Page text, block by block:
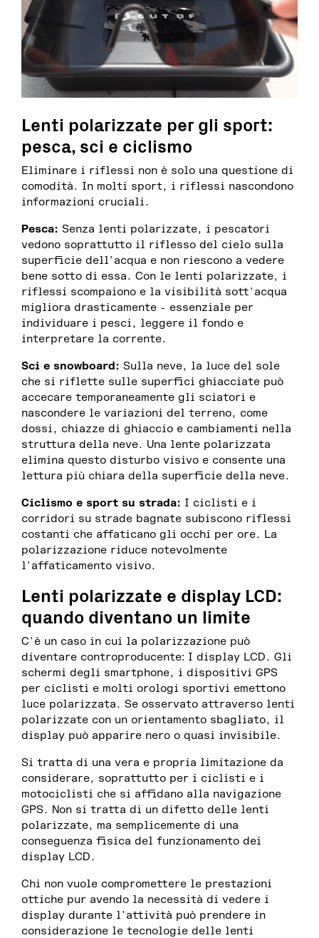
Lenti polarizzate per gli sport:
pesca, sci e ciclismo
Eliminare i riflessi non è solo una questione di
comodità. In molti sport, i riflessi nascondono
informazioni cruciali.
Pesca: Senza lenti polarizzate, i pescatori
vedono soprattutto il riflesso del cielo sulla
superficie dell'acqua e non riescono a vedere
bene sotto di essa. Con le lenti polarizzate, i
riflessi scompaiono e la visibilità sott'acqua
migliora drasticamente - essenziale per
individuare i pesci, leggere il fondo e
interpretare la corrente.
Sci e snowboard: Sulla neve, la luce del sole
che si riflette sulle superfici ghiacciate può
accecare temporaneamente gli sciatori e
nascondere le variazioni del terreno, come
dossi, chiazze di ghiaccio e cambiamenti nella
struttura della neve. Una lente polarizzata
elimina questo disturbo visivo e consente una
lettura più chiara della superficie della neve.
Ciclismo e sport su strada: I ciclisti e i
corridori su strade bagnate subiscono riflessi
costanti che affaticano gli occhi per ore. La
polarizzazione riduce notevolmente
l'affaticamento visivo.
Lenti polarizzate e display LCD:
quando diventano un limite
C'è un caso in cui la polarizzazione può
diventare controproducente: I display LCD. Gli
schermi degli smartphone, i dispositivi GPS
per ciclisti e molti orologi sportivi emettono
luce polarizzata. Se osservato attraverso lenti
polarizzate con un orientamento sbagliato, il
display può apparire nero o quasi invisibile.
Si tratta di una vera e propria limitazione da
considerare, soprattutto per i ciclisti e i
motociclisti che si affidano alla navigazione
GPS. Non si tratta di un difetto delle lenti
polarizzate, ma semplicemente di una
conseguenza fisica del funzionamento dei
display LCD.
Chi non vuole compromettere le prestazioni
ottiche pur avendo la necessità di vedere i
display durante l'attività può prendere in
considerazione le tecnologie delle lenti